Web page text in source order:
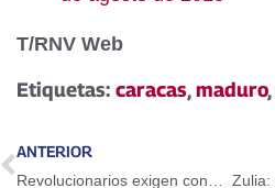
T/RNV Web
Etiquetas: caracas,maduro,
ANTERIOR